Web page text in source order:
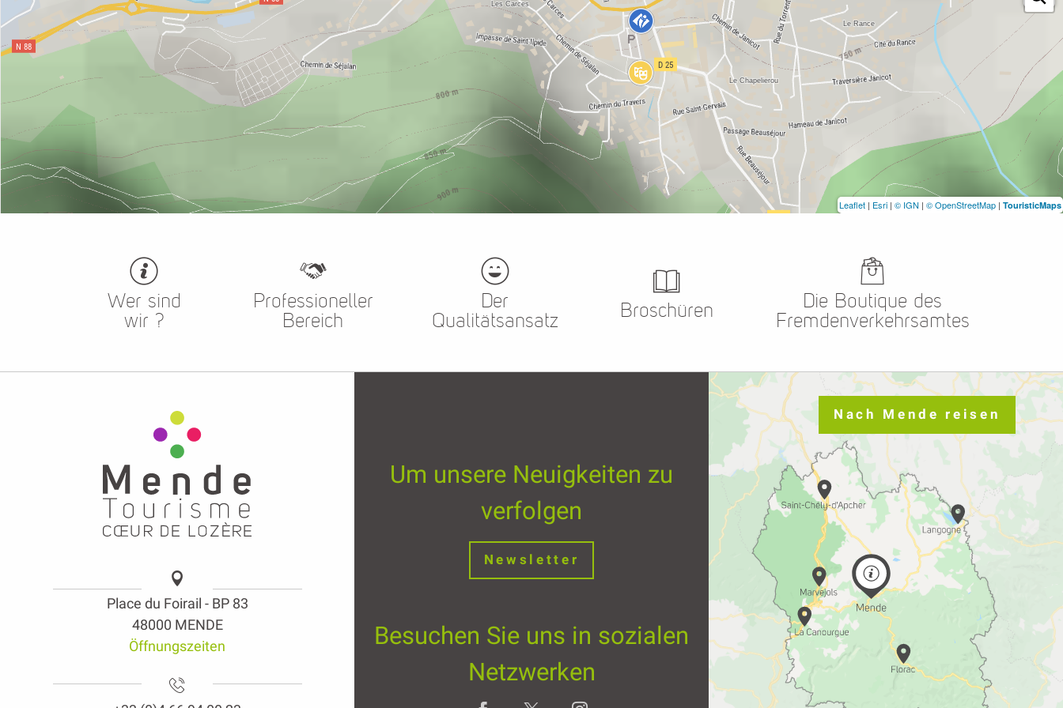
Leaflet | Esri | © IGN | © OpenStreetMap | TouristicMaps
Wer sind
wir ?
Professioneller
Bereich
Der
Qualitätsansatz
Broschüren
Die Boutique des
Fremdenverkehrsamtes
Place du Foirail - BP 83
48000 MENDE
Öffnungszeiten
Um unsere Neuigkeiten zu
verfolgen
Newsletter
Besuchen Sie uns in sozialen
Netzwerken
Nach Mende reisen